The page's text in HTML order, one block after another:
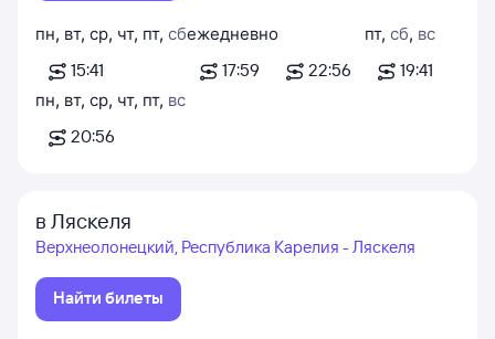
пн, вт, ср, чт, пт, сб
15:41
ежедневно
17:59
22:56
пт, сб, вс
19:41
пн, вт, ср, чт, пт, вс
20:56
в Ляскеля
Верхнеолонецкий, Республика Карелия - Ляскеля
Найти билеты